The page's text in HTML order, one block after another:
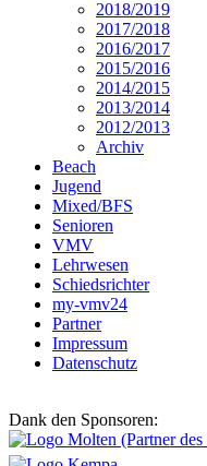
2018/2019
2017/2018
2016/2017
2015/2016
2014/2015
2013/2014
2012/2013
Archiv
Beach
Jugend
Mixed/BFS
Senioren
VMV
Lehrwesen
Schiedsrichter
my-vmv24
Partner
Impressum
Datenschutz
Dank den Sponsoren: